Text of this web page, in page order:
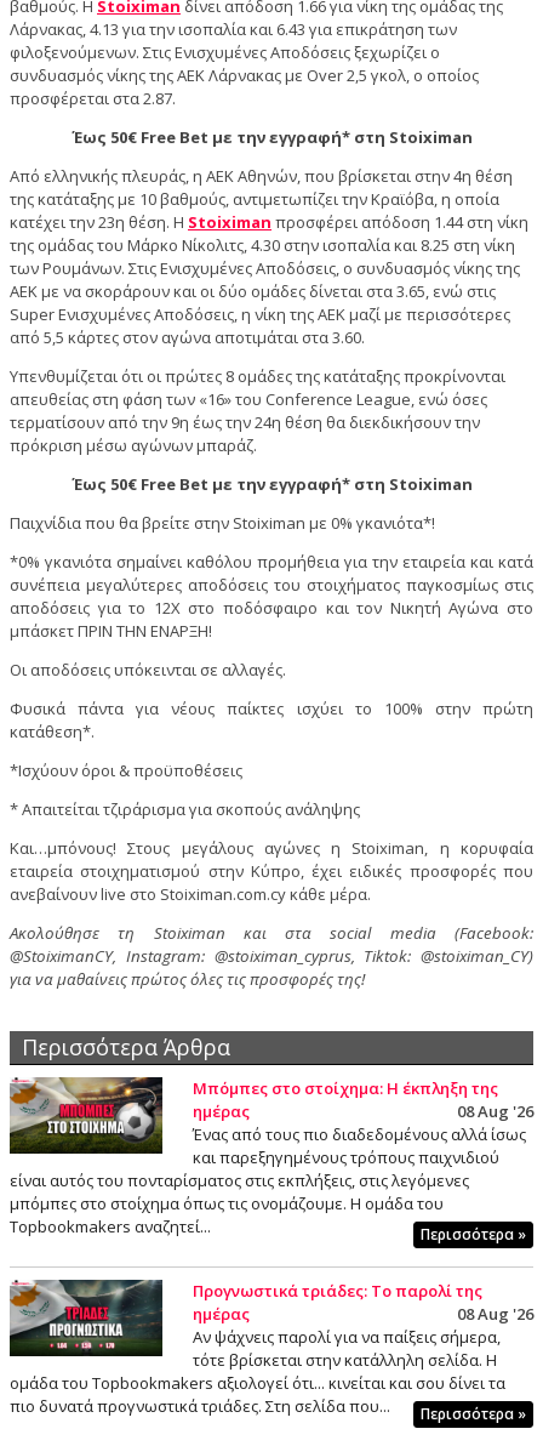
βαθμούς. Η Stoiximan δίνει απόδοση 1.66 για νίκη της ομάδας της
Λάρνακας, 4.13 για την ισοπαλία και 6.43 για επικράτηση των
φιλοξενούμενων. Στις Ενισχυμένες Αποδόσεις ξεχωρίζει ο
συνδυασμός νίκης της ΑΕΚ Λάρνακας με Over 2,5 γκολ, ο οποίος
προσφέρεται στα 2.87.
Έως 50€ Free Bet με την εγγραφή* στη Stoiximan
Από ελληνικής πλευράς, η ΑΕΚ Αθηνών, που βρίσκεται στην 4η θέση
της κατάταξης με 10 βαθμούς, αντιμετωπίζει την Κραϊόβα, η οποία
κατέχει την 23η θέση. Η Stoiximan προσφέρει απόδοση 1.44 στη νίκη
της ομάδας του Μάρκο Νίκολιτς, 4.30 στην ισοπαλία και 8.25 στη νίκη
των Ρουμάνων. Στις Ενισχυμένες Αποδόσεις, ο συνδυασμός νίκης της
ΑΕΚ με να σκοράρουν και οι δύο ομάδες δίνεται στα 3.65, ενώ στις
Super Ενισχυμένες Αποδόσεις, η νίκη της ΑΕΚ μαζί με περισσότερες
από 5,5 κάρτες στον αγώνα αποτιμάται στα 3.60.
Υπενθυμίζεται ότι οι πρώτες 8 ομάδες της κατάταξης προκρίνονται
απευθείας στη φάση των «16» του Conference League, ενώ όσες
τερματίσουν από την 9η έως την 24η θέση θα διεκδικήσουν την
πρόκριση μέσω αγώνων μπαράζ.
Έως 50€ Free Bet με την εγγραφή* στη Stoiximan
Παιχνίδια που θα βρείτε στην Stoiximan με 0% γκανιότα*!
*0% γκανιότα σημαίνει καθόλου προμήθεια για την εταιρεία και κατά
συνέπεια μεγαλύτερες αποδόσεις του στοιχήματος παγκοσμίως στις
αποδόσεις για το 12Χ στο ποδόσφαιρο και τον Νικητή Αγώνα στο
μπάσκετ ΠΡΙΝ ΤΗΝ ΕΝΑΡΞΗ!
Οι αποδόσεις υπόκεινται σε αλλαγές.
Φυσικά πάντα για νέους παίκτες ισχύει το 100% στην πρώτη
κατάθεση*.
*Ισχύουν όροι & προϋποθέσεις
* Απαιτείται τζιράρισμα για σκοπούς ανάληψης
Και…μπόνους! Στους μεγάλους αγώνες η Stoiximan, η κορυφαία
εταιρεία στοιχηματισμού στην Κύπρο, έχει ειδικές προσφορές που
ανεβαίνουν live στο Stoiximan.com.cy κάθε μέρα.
Ακολούθησε τη Stoiximan και στα social media (Facebook:
@StoiximanCY, Instagram: @stoiximan_cyprus, Tiktok: @stoiximan_CY)
για να μαθαίνεις πρώτος όλες τις προσφορές της!
Περισσότερα Άρθρα
Μπόμπες στο στοίχημα: Η έκπληξη της
ημέρας
08 Aug '26
Ένας από τους πιο διαδεδομένους αλλά ίσως
και παρεξηγημένους τρόπους παιχνιδιού
είναι αυτός του πονταρίσματος στις εκπλήξεις, στις λεγόμενες
μπόμπες στο στοίχημα όπως τις ονομάζουμε. Η ομάδα του
Topbookmakers αναζητεί...
Περισσότερα »
Προγνωστικά τριάδες: Το παρολί της
ημέρας
08 Aug '26
Αν ψάχνεις παρολί για να παίξεις σήμερα,
τότε βρίσκεται στην κατάλληλη σελίδα. Η
ομάδα του Topbookmakers αξιολογεί ότι... κινείται και σου δίνει τα
πιο δυνατά προγνωστικά τριάδες. Στη σελίδα που...
Περισσότερα »